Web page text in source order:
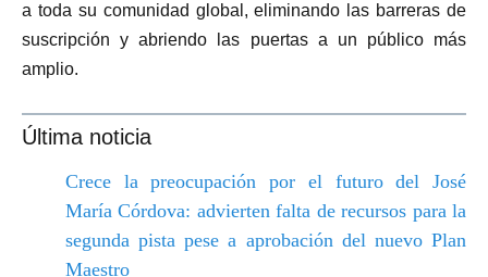
a toda su comunidad global, eliminando las barreras de
suscripción y abriendo las puertas a un público más
amplio.
Última noticia
Crece la preocupación por el futuro del José
María Córdova: advierten falta de recursos para la
segunda pista pese a aprobación del nuevo Plan
Maestro